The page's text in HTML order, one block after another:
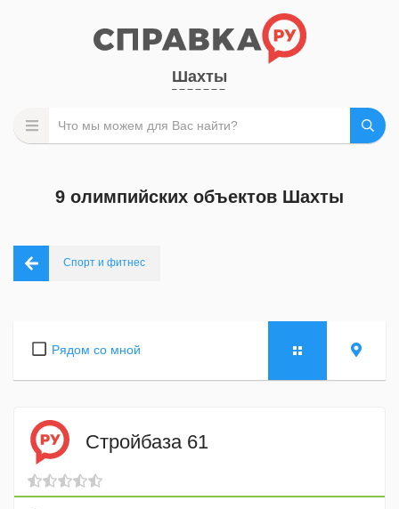
Шахты
9 олимпийских объектов Шахты
Спорт и фитнес
Рядом со мной
Стройбаза 61